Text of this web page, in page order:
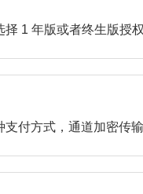
1 年版或者终生版授权
付方式，通道加密传输